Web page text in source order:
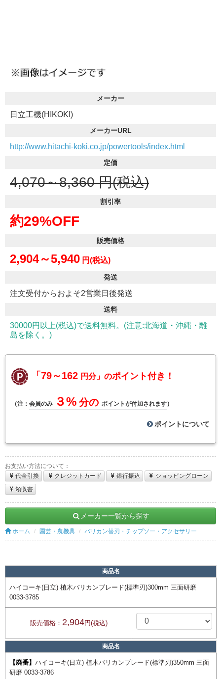
メーカー
日立工機(HIKOKI)
メーカーURL
http://www.hitachi-koki.co.jp/powertools/index.html
定価
4,070～8,360 円(税込)
割引率
約29%OFF
販売価格
2,904～5,940 円(税込)
発送
注文受付からおよそ2営業日後発送
送料
30000円以上(税込)で送料無料。(注意:北海道・沖縄・離
島を除く。)
「79～162 円分」のポイント付き！
（注： 会員のみ ３% 分の ポイントが付加されます）
ポイントについて
お支払い方法について：
代金引換
クレジットカード 銀行振込
ショッピングローン
領収書
メーカー一覧から探す
ホーム 園芸・農機具 バリカン替刃・チップソー・アクセサリー
商品名
ハイコーキ(日立) 植木バリカンブレード(標準刃)300mm 三面研磨
0033-3785
販売価格： 2,904円(税込)
商品名
【廃番】 ハイコーキ(日立) 植木バリカンブレード(標準刃)350mm 三面
研磨 0033-3786